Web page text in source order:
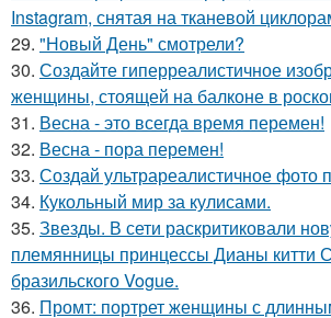
Instagram, снятая на тканевой
29. "Новый День" смотрели?
30. Создайте гиперреалистичное
женщины, стоящей на балконе в
31. Весна - это всегда время перемен!
32. Весна - пора перемен!
33. Создай ультрареалистичное фото
34. Кукольный мир за кулисами.
35. Звезды. В сети раскритиковали
племянницы принцессы Дианы китти
бразильского Vogue.
36. Промт: портрет женщины с